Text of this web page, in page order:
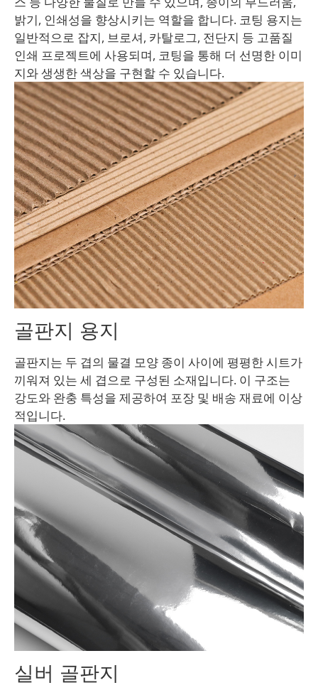
밝기, 인쇄성을 향상시키는 역할을 합니다. 코팅 용지는
일반적으로 잡지, 브로셔, 카탈로그, 전단지 등 고품질
인쇄 프로젝트에 사용되며, 코팅을 통해 더 선명한 이미
지와 생생한 색상을 구현할 수 있습니다.
골판지 용지
골판지는 두 겹의 물결 모양 종이 사이에 평평한 시트가
끼워져 있는 세 겹으로 구성된 소재입니다. 이 구조는
강도와 완충 특성을 제공하여 포장 및 배송 재료에 이상
적입니다.
실버 골판지